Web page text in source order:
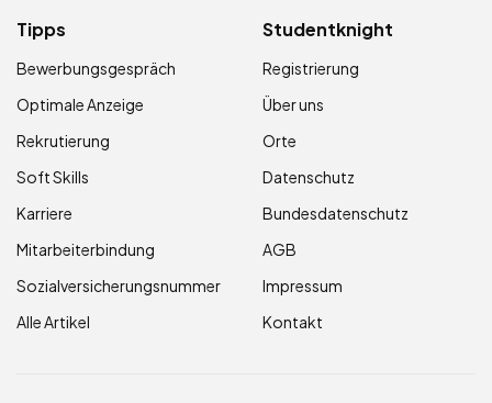
Tipps
Bewerbungsgespräch
Optimale Anzeige
Rekrutierung
Soft Skills
Karriere
Mitarbeiterbindung
Sozialversicherungsnummer
Alle Artikel
Studentknight
Registrierung
Über uns
Orte
Datenschutz
Bundesdatenschutz
AGB
Impressum
Kontakt